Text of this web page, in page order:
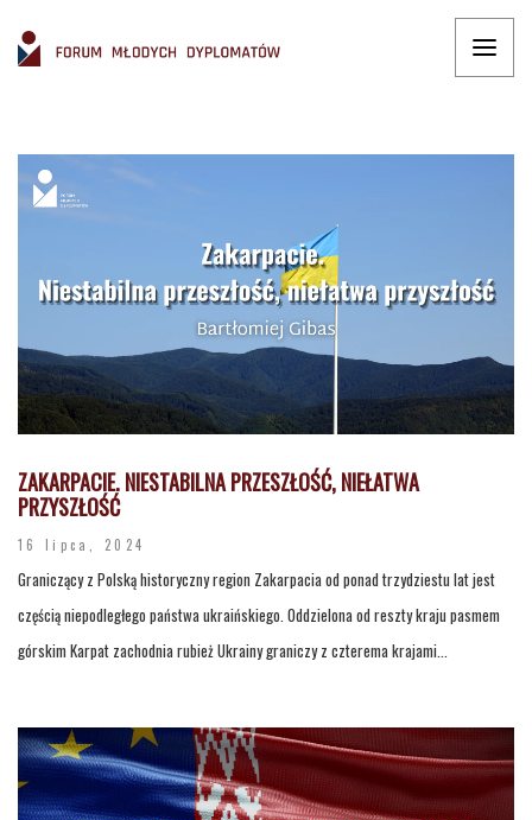
ZAKARPACIE. NIESTABILNA PRZESZŁOŚĆ, NIEŁATWA
PRZYSZŁOŚĆ
16 lipca, 2024
Graniczący z Polską historyczny region Zakarpacia od ponad trzydziestu lat jest
częścią niepodległego państwa ukraińskiego. Oddzielona od reszty kraju pasmem
górskim Karpat zachodnia rubież Ukrainy graniczy z czterema krajami...